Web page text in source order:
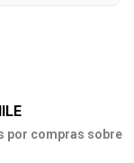
por compras sobre